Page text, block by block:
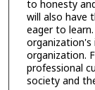
to honesty
will also have
eager to
organization.
professional
society and